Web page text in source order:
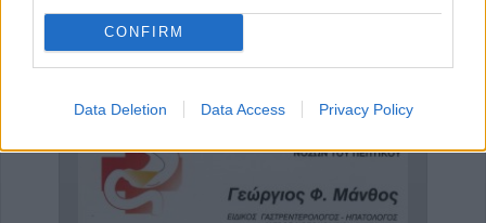
CONFIRM
Data Deletion Data Access Privacy Policy
ΕΠΑΓΓΕΛΜΑΤΙΕΣ ΥΓΕΙΑΣ